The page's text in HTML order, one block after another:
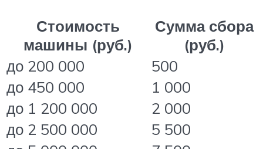
Стоимость
машины (руб.)
Сумма сбора
(руб.)
до 200 000
500
до 450 000
1 000
до 1 200 000
2 000
до 2 500 000
5 500